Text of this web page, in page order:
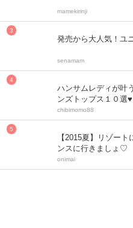
mamekirinji
発売から大人気！ユ
senamam
ハンサムレディが叶
ンズトップス１０選♥
chibimomo88
【2015夏】リゾー
ンスに行きましょ♡
onimai